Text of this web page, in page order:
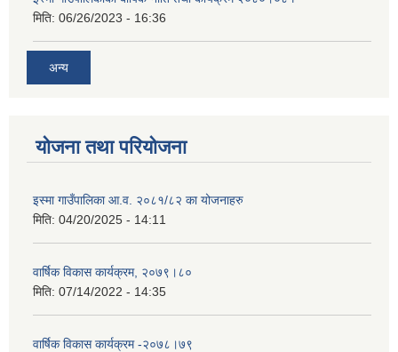
मिति: 06/26/2023 - 16:36
अन्य
योजना तथा परियोजना
इस्मा गाउँपालिका आ.व. २०८१/८२ का योजनाहरु
मिति: 04/20/2025 - 14:11
वार्षिक विकास कार्यक्रम, २०७९।८०
मिति: 07/14/2022 - 14:35
वार्षिक विकास कार्यक्रम -२०७८।७९